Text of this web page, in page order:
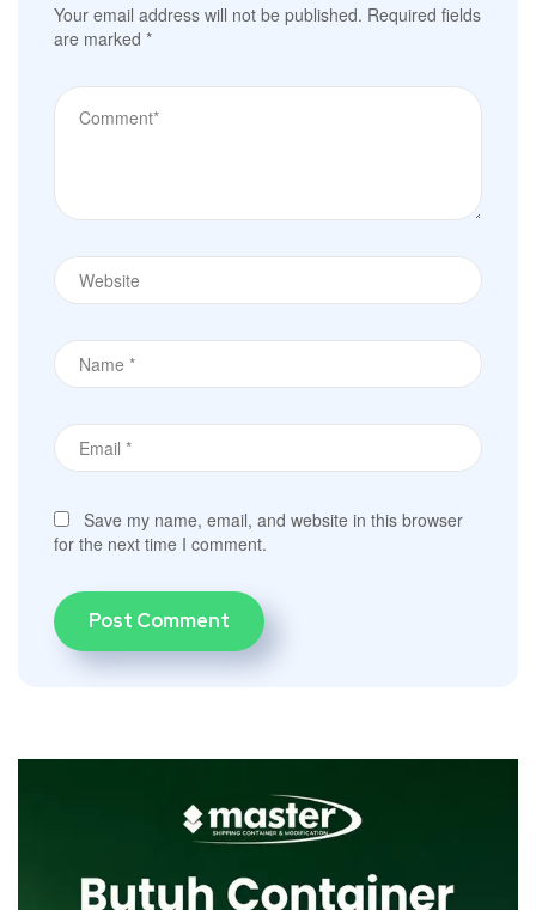
Your email address will not be published. Required fields
are marked *
Save my name, email, and website in this browser
for the next time I comment.